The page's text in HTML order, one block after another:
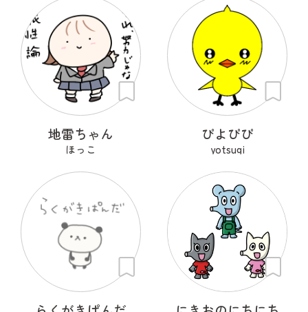
地雷ちゃん
ほっこ
ぴよぴぴ
yotsugi